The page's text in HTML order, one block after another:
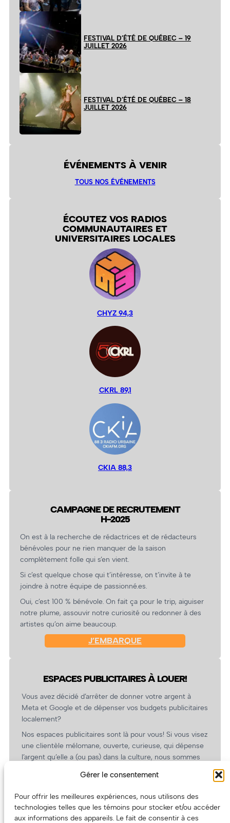
Gérer le consentement
Pour offrir les meilleures expériences, nous utilisons des
technologies telles que les témoins pour stocker et/ou accéder
aux informations des appareils. Le fait de consentir à ces
FESTIVAL D’ÉTÉ DE QUÉBEC – 19
JUILLET 2026
FESTIVAL D’ÉTÉ DE QUÉBEC – 18
JUILLET 2026
ÉVÉNEMENTS À VENIR
TOUS NOS ÉVÉNEMENTS
ÉCOUTEZ VOS RADIOS
COMMUNAUTAIRES ET
UNIVERSITAIRES LOCALES
CHYZ 94,3
CKRL 89,1
CKIA 88,3
CAMPAGNE DE RECRUTEMENT
H-2025
On est à la recherche de rédactrices et de rédacteurs
bénévoles pour ne rien manquer de la saison
complètement folle qui s’en vient.
Si c’est quelque chose qui t’intéresse, on t’invite à te
joindre à notre équipe de passionné.es.
Oui, c’est 100 % bénévole. On fait ça pour le trip, aiguiser
notre plume, assouvir notre curiosité ou redonner à des
artistes qu’on aime beaucoup.
J’EMBARQUE
ESPACES PUBLICITAIRES À LOUER!
Vous avez décidé d’arrêter de donner votre argent à
Meta et Google et de dépenser vos budgets publicitaires
localement?
Nos espaces publicitaires sont là pour vous! Si vous visez
une clientèle mélomane, ouverte, curieuse, qui dépense
l’argent qu’elle a (ou pas) dans la culture, nous sommes
revient.
(Oui, on va avoir des tarifs spéciaux pour vous, les